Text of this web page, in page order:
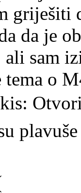
griješiti
da je
sam
tema o